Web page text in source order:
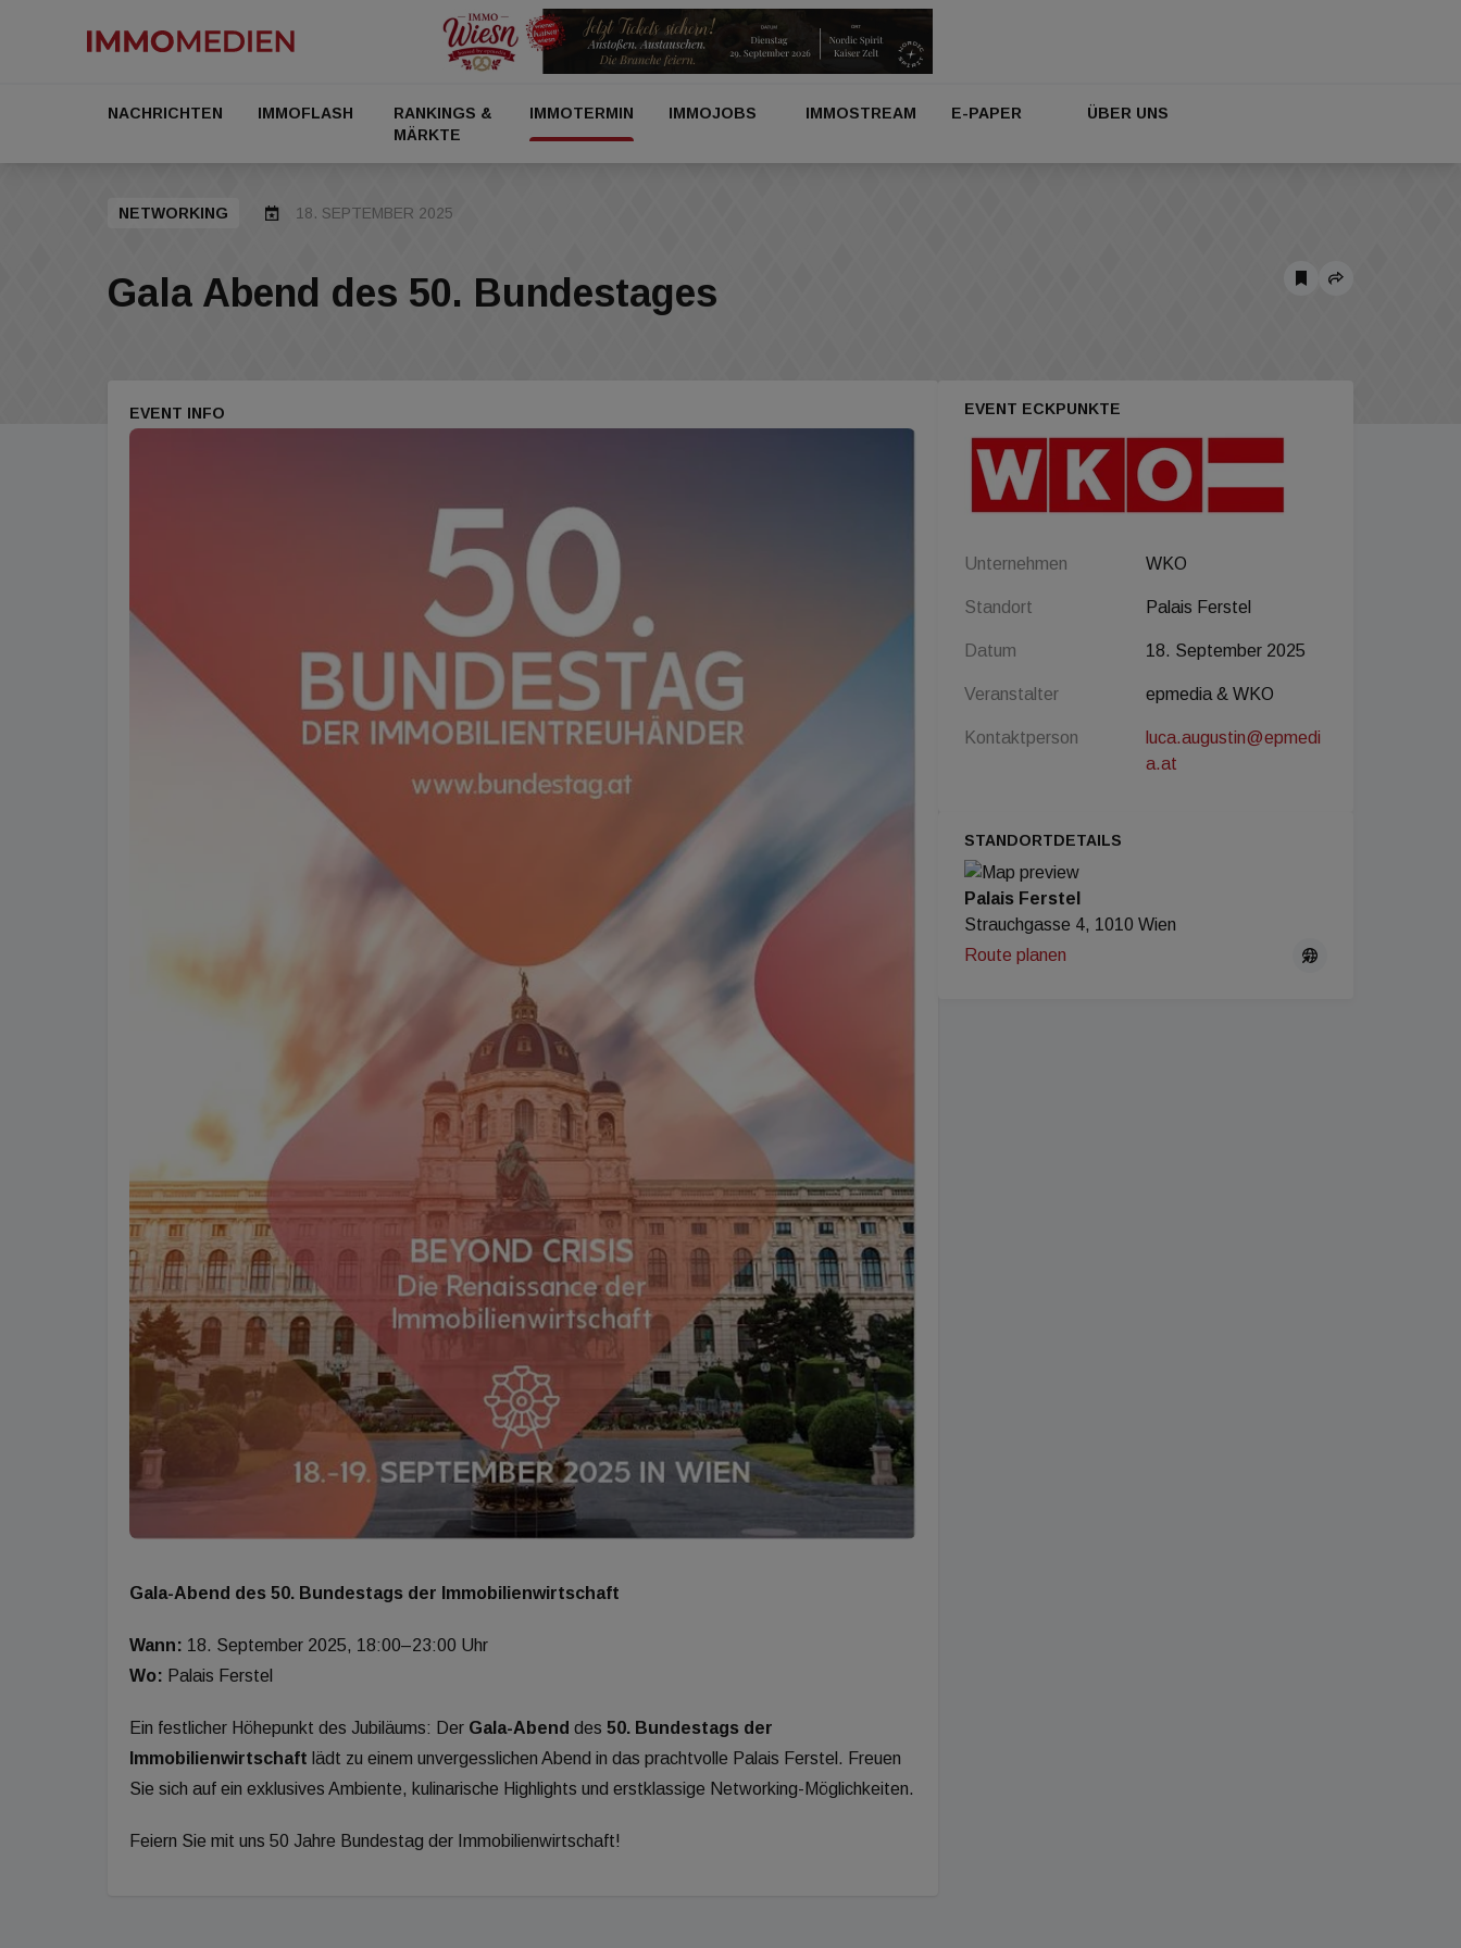
NACHRICHTEN IMMOFLASH
RANKINGS &
MÄRKTE
IMMOTERMIN IMMOJOBS IMMOSTREAM E-PAPER ÜBER UNS
NETWORKING 18. SEPTEMBER 2025
Gala Abend des 50. Bundestages
EVENT INFO
Gala-Abend des 50. Bundestags der Immobilienwirtschaft
Wann: 18. September 2025, 18:00–23:00 Uhr
Wo: Palais Ferstel
Ein festlicher Höhepunkt des Jubiläums: Der Gala-Abend des 50. Bundestags der
Immobilienwirtschaft lädt zu einem unvergesslichen Abend in das prachtvolle Palais Ferstel. Freuen
Sie sich auf ein exklusives Ambiente, kulinarische Highlights und erstklassige Networking-Möglichkeiten.
Feiern Sie mit uns 50 Jahre Bundestag der Immobilienwirtschaft!
EVENT ECKPUNKTE
Unternehmen WKO
Standort Palais Ferstel
Datum 18. September 2025
Veranstalter epmedia & WKO
Kontaktperson
luca.augustin@epmedi
a.at
STANDORTDETAILS
Palais Ferstel
Strauchgasse 4, 1010 Wien
Route planen